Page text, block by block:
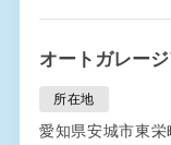
オートガレー
所在地
愛知県安城市東栄